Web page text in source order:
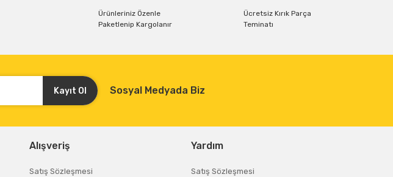
Ürünleriniz Özenle
Paketlenip Kargolanır
Ücretsiz Kırık Parça
Teminatı
Kayıt Ol Sosyal Medyada Biz
Alışveriş
Satış Sözleşmesi
Yardım
Satış Sözleşmesi